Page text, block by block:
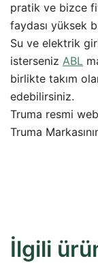
pratik ve bizce
faydası yüksek
Su ve elektrik
isterseniz ABL
birlikte takım
edebilirsiniz.
Truma resmi
Truma
İlgili